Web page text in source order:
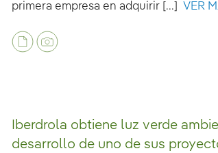
primera empresa en adquirir [...]
VER
Iberdrola obtiene luz verde
desarrollo de uno de sus